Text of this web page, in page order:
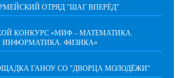
ОТРЯД "ШАГ ВПЕРËД"
КОНКУРС «МИФ – МАТЕМАТИКА.
ИНФОРМАТИКА. ФИЗИКА»
ГАНОУ СО "ДВОРЦА МОЛОДЁЖИ"